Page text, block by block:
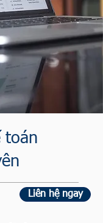
toán
Liên hệ ngay